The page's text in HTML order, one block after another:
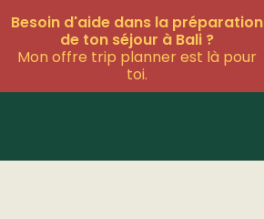
Besoin d'aide dans la préparation
de ton séjour à Bali ?
Mon offre trip planner est là pour
toi.